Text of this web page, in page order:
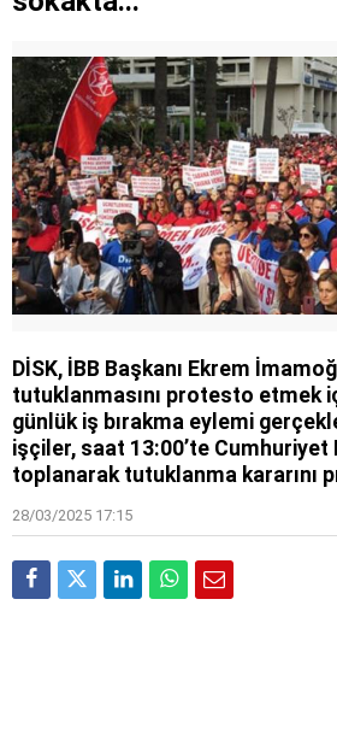
DİSK, İBB Başkanı Ekrem
tutuklanmasını protesto etmek
günlük iş bırakma eylemi
işçiler, saat 13:00’te Cumhuriyet
toplanarak tutuklanma kararını
28/03/2025 17:15